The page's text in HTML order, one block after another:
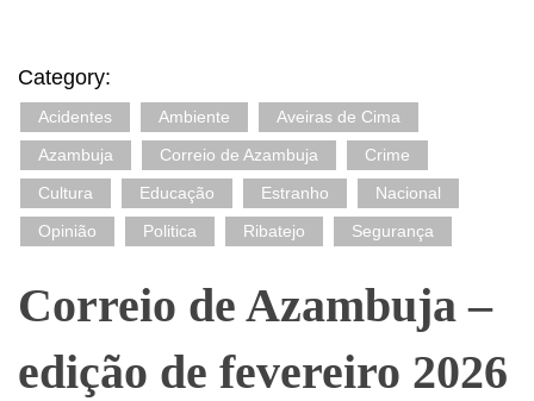
Category:
Acidentes Ambiente
Aveiras de Cima
Azambuja
Correio de Azambuja
Crime
Cultura
Educação Estranho
Nacional
Opinião
Politica Ribatejo Segurança
Correio de Azambuja –
edição de fevereiro 2026